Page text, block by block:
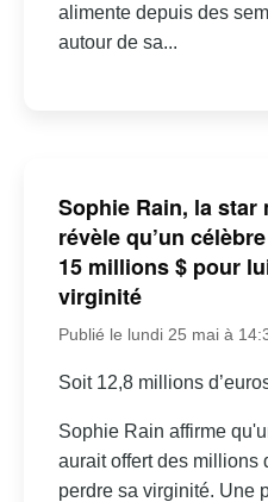
alimente depuis des
autour de sa...
Sophie Rain, la star
révèle qu’un
15 millions $ pour
virginité
Publié le lundi 25 mai à
Soit 12,8 millions
Sophie Rain affirme
aurait offert des millions
perdre sa virginité. Une